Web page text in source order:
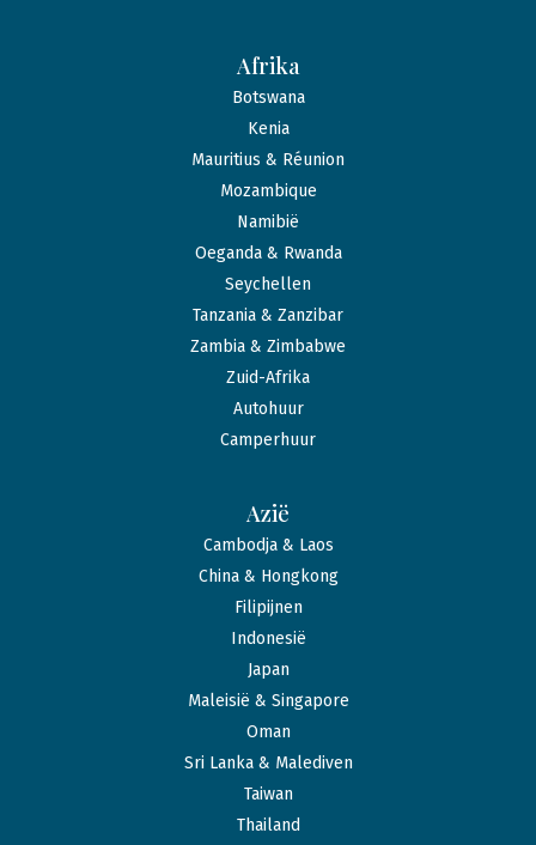
Afrika
Botswana
Kenia
Mauritius & Réunion
Mozambique
Namibië
Oeganda & Rwanda
Seychellen
Tanzania & Zanzibar
Zambia & Zimbabwe
Zuid-Afrika
Autohuur
Camperhuur
Azië
Cambodja & Laos
China & Hongkong
Filipijnen
Indonesië
Japan
Maleisië & Singapore
Oman
Sri Lanka & Malediven
Taiwan
Thailand